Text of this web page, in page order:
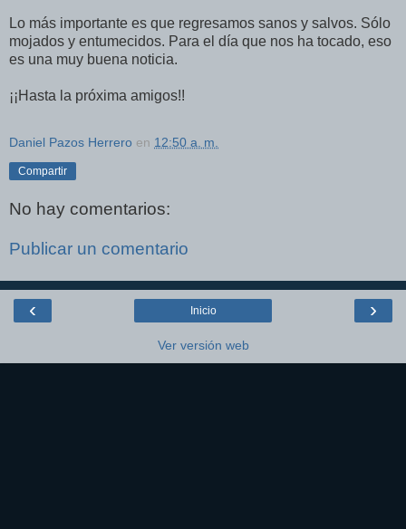
Lo más importante es que regresamos sanos y salvos. Sólo
mojados y entumecidos. Para el día que nos ha tocado, eso
es una muy buena noticia.
¡¡Hasta la próxima amigos!!
Daniel Pazos Herrero en 12:50 a. m.
Compartir
No hay comentarios:
Publicar un comentario
‹ ›
Inicio
Ver versión web